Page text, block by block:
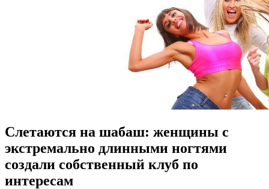
Слетаются на шабаш: женщины с
экстремально длинными ногтями
создали собственный клуб по
интересам